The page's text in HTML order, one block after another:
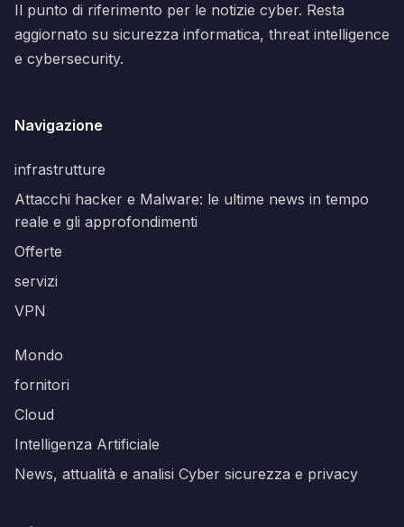
Il punto di riferimento per le notizie cyber. Resta
aggiornato su sicurezza informatica, threat intelligence
e cybersecurity.
Navigazione
infrastrutture
Attacchi hacker e Malware: le ultime news in tempo
reale e gli approfondimenti
Offerte
servizi
VPN
Mondo
fornitori
Cloud
Intelligenza Artificiale
News, attualità e analisi Cyber sicurezza e privacy